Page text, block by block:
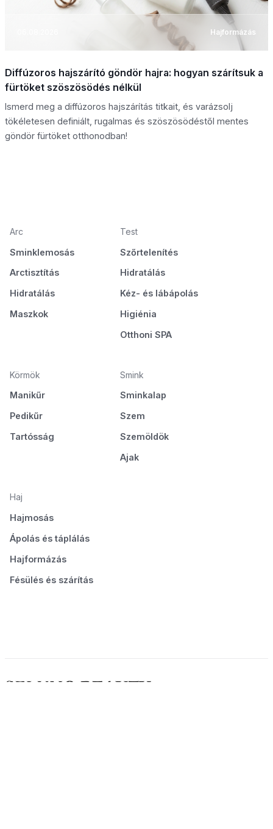
Hajformázás
Diffúzoros hajszárító göndör hajra: hogyan szárítsuk a
fürtöket szöszösödés nélkül
Ismerd meg a diffúzoros hajszárítás titkait, és varázsolj
tökéletesen definiált, rugalmas és szöszösödéstől mentes
göndör fürtöket otthonodban!
Arc
Sminklemosás
Arctisztítás
Hidratálás
Maszkok
Test
Szőrtelenítés
Hidratálás
Kéz- és lábápolás
Higiénia
Otthoni SPA
Körmök
Manikűr
Pedikűr
Tartósság
Smink
Sminkalap
Szem
Szemöldök
Ajak
Haj
Hajmosás
Ápolás és táplálás
Hajformázás
Fésülés és szárítás